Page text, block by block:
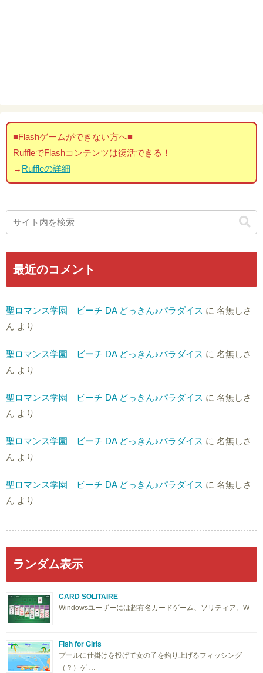
■Flashゲームができない方へ■
RuffleでFlashコンテンツは復活できる！
→ Ruffleの詳細
最近のコメント
聖ロマンス学園 ビーチ DA どっきん♪パラダイス に 名無しさ
ん より
聖ロマンス学園 ビーチ DA どっきん♪パラダイス に 名無しさ
ん より
聖ロマンス学園 ビーチ DA どっきん♪パラダイス に 名無しさ
ん より
聖ロマンス学園 ビーチ DA どっきん♪パラダイス に 名無しさ
ん より
聖ロマンス学園 ビーチ DA どっきん♪パラダイス に 名無しさ
ん より
ランダム表示
CARD SOLITAIRE
Windowsユーザーには超有名カードゲーム、ソリティア。W
…
Fish for Girls
プールに仕掛けを投げて女の子を釣り上げるフィッシング
（？）ゲ …